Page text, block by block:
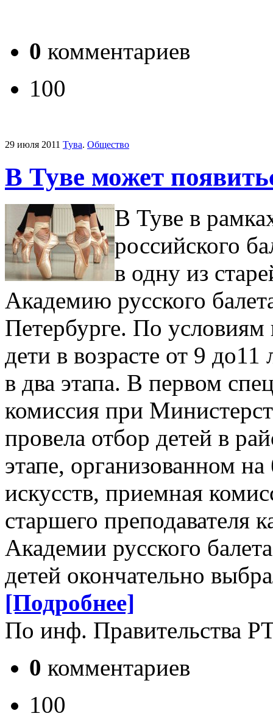
0 комментариев
100
29 июля 2011 Тува. Общество
В Туве может
В Туве в
российского
в одну из
Академию русского
Петербурге. По
дети в возрасте от 9
в два этапа. В первом
комиссия при
провела отбор детей в
этапе, организованном
искусств, приемная
старшего преподавателя
Академии русского
детей окончательно
[Подробнее]
По инф. Правительства
0 комментариев
100